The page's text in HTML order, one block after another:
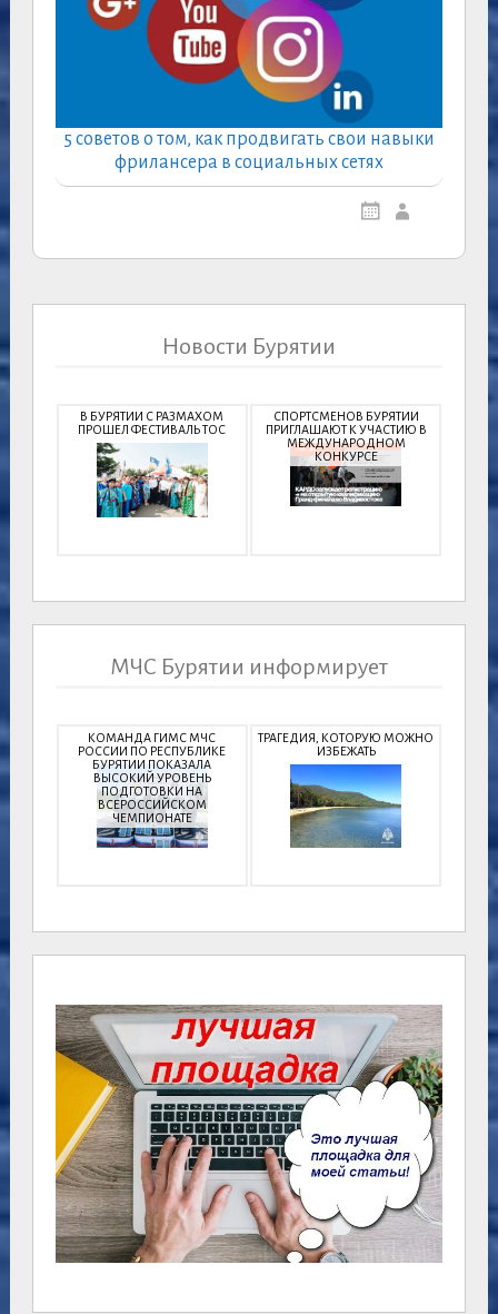
5 советов о том, как продвигать свои навыки
фрилансера в социальных сетях
Новости Бурятии
В БУРЯТИИ С РАЗМАХОМ
ПРОШЕЛ ФЕСТИВАЛЬ ТОС
СПОРТСМЕНОВ БУРЯТИИ
ПРИГЛАШАЮТ К УЧАСТИЮ В
МЕЖДУНАРОДНОМ
КОНКУРСЕ
МЧС Бурятии информирует
КОМАНДА ГИМС МЧС
РОССИИ ПО РЕСПУБЛИКЕ
БУРЯТИИ ПОКАЗАЛА
ВЫСОКИЙ УРОВЕНЬ
ПОДГОТОВКИ НА
ВСЕРОССИЙСКОМ
ЧЕМПИОНАТЕ
ТРАГЕДИЯ, КОТОРУЮ МОЖНО
ИЗБЕЖАТЬ